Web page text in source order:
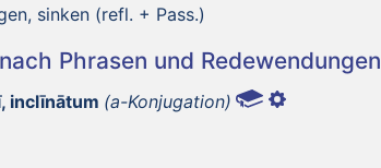
sinken (refl. + Pass.)
Phrasen und Redewendungen
inclīnātum (a-Konjugation)